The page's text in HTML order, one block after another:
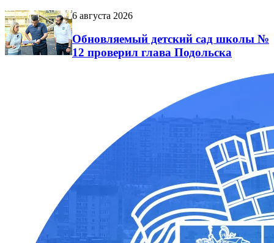
6 августа 2026
Обновляемый детский сад школы №
12 проверил глава Подольска